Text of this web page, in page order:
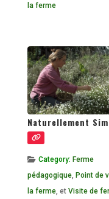
la ferme
Naturellement
Category: Ferme
pédagogique, Point de
la ferme, et Visite de